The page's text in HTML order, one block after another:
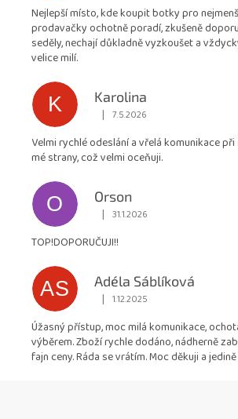
4,9
z
Nejlepší místo, kde koupit botky pro
prodavačky ochotně poradí, zkušeně
seděly, nechají důkladně vyzkoušet a
velice milí.
K
Karolina
Hodnocení obchodu je 5 z 5
| 7.5.2026
Velmi rychlé odeslání a vřelá komunikace
mé strany, což velmi oceňuji.
O
Orson
Hodnocení obchodu je 5 z 5
| 31.1.2026
TOP!DOPORUČUJI!!
AS
Adéla Sáblíková
Hodnocení obchodu je 5 z 5
| 1.12.2025
Úžasný přístup, moc milá komunikace,
výběrem. Zboží rychle dodáno, nádherně
fajn ceny. Ráda se vrátím. Moc děkuji a